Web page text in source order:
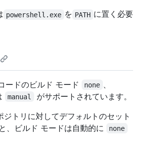
powershell.exe を PATH に置く必要
ードのビルド モード none
manual
がサポートされています。
トリに対してデフォルトのセット
、ビルド モードは自動的に
none